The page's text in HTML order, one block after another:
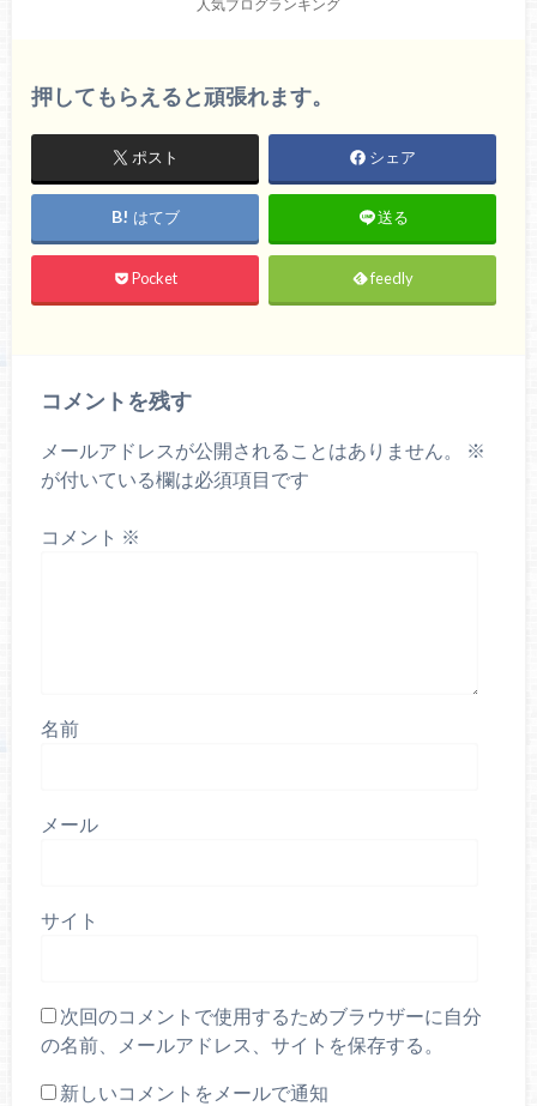
人気ブログランキング
押してもらえると頑張れます。
ポスト シェア
はてブ 送る
Pocket feedly
コメントを残す
メールアドレスが公開されることはありません。
※
が付いている欄は必須項目です
コメント ※
名前
メール
サイト
次回のコメントで使用するためブラウザーに自分
の名前、メールアドレス、サイトを保存する。
新しいコメントをメールで通知